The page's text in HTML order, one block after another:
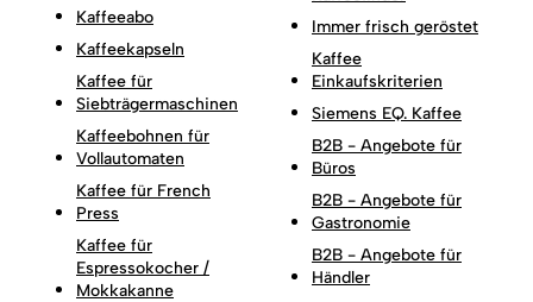
Kaffeeabo
Kaffeekapseln
Kaffee für
Siebträgermaschinen
Kaffeebohnen für
Vollautomaten
Kaffee für French
Press
Kaffee für
Espressokocher /
Mokkakanne
Immer frisch geröstet
Kaffee
Einkaufskriterien
Siemens EQ. Kaffee
B2B - Angebote für
Büros
B2B - Angebote für
Gastronomie
B2B - Angebote für
Händler